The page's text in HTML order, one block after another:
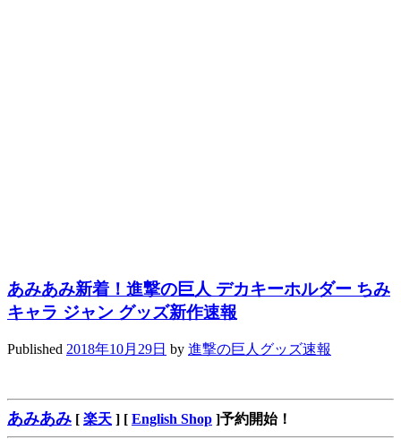
あみあみ新着！進撃の巨人 デカキーホルダー ちみ
キャラ ジャン グッズ新作速報
Published 2018年10月29日 by 進撃の巨人グッズ速報
あみあみ [ 楽天 ] [ English Shop ]予約開始！